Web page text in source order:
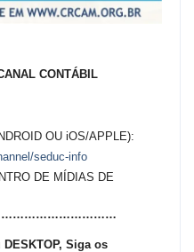
CONTÁBIL
OU iOS/APPLE):
seduc-info
DE MÍDIAS DE
DESKTOP, Siga os